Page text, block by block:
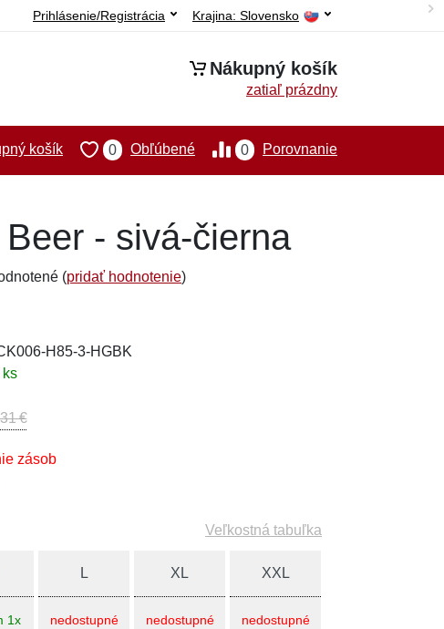
Krajina: Slovensko
Prihlásenie/Registrácia
Nákupný košík
zatiaľ prázdny
0 Porovnanie
0 Obľúbené
košík
- sivá-čierna
(pridať hodnotenie)
H85-3-HGBK
ks
€
zásob
Veľkostná tabuľka
1x
L
nedostupné
XL
nedostupné
XXL
nedostupné